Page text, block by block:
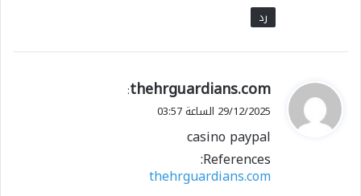
رد
ي
ق
ل
thehrguardians.com
:
29/12/2025 الساعة 03:57
casino paypal
References:
thehrguardians.com